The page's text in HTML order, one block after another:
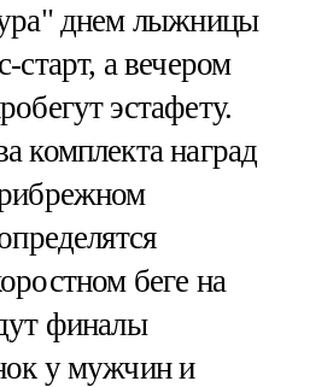
днем лыжницы
старт, а вечером
эстафету.
комплекта наград
беге на
финалы
у мужчин и